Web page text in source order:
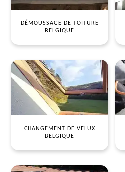
DÉMOUSSAGE DE TOITURE
BELGIQUE
CHANGEMENT DE VELUX
BELGIQUE